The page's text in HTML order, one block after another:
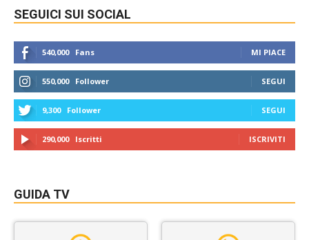
SEGUICI SUI SOCIAL
540,000 Fans MI PIACE
550,000 Follower SEGUI
9,300 Follower SEGUI
290,000 Iscritti ISCRIVITI
GUIDA TV